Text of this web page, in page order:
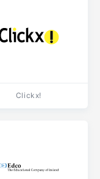
Clickx!